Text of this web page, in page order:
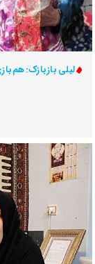
لیلی بازبازک: